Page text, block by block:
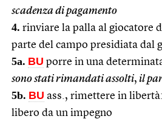
scadenza di pagamento
4. rinviare la palla al giocatore
parte del campo presidiata dal
5a. BU porre in una
sono stati rimandati assolti, il
5b. BU ass., rimettere in libertà:
libero da un impegno